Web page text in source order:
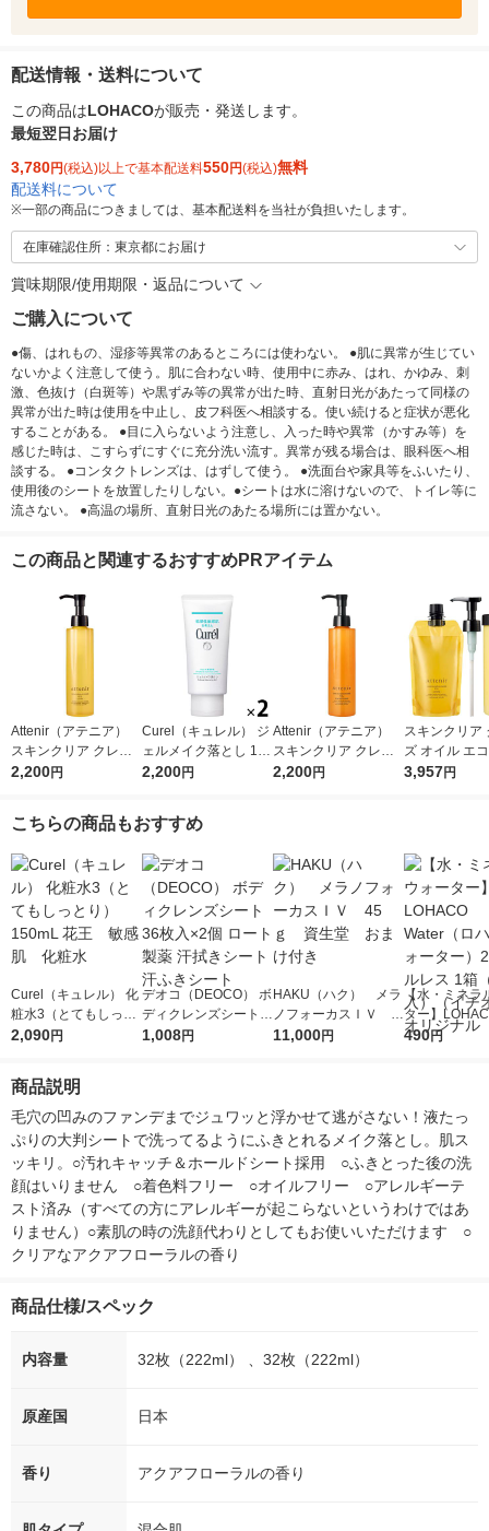
配送情報・送料について
この商品はLOHACOが販売・発送します。
最短翌日お届け
3,780円(税込)以上で基本配送料550円(税込)無料
配送料について
※一部の商品につきましては、基本配送料を当社が負担いたします。
在庫確認住所：東京都にお届け
賞味期限/使用期限・返品について
ご購入について
●傷、はれもの、湿疹等異常のあるところには使わない。 ●肌に異常が生じてい
ないかよく注意して使う。肌に合わない時、使用中に赤み、はれ、かゆみ、刺
激、色抜け（白斑等）や黒ずみ等の異常が出た時、直射日光があたって同様の
異常が出た時は使用を中止し、皮フ科医へ相談する。使い続けると症状が悪化
することがある。 ●目に入らないよう注意し、入った時や異常（かすみ等）を
感じた時は、こすらずにすぐに充分洗い流す。異常が残る場合は、眼科医へ相
談する。 ●コンタクトレンズは、はずして使う。 ●洗面台や家具等をふいたり、
使用後のシートを放置したりしない。●シートは水に溶けないので、トイレ等に
流さない。 ●高温の場所、直射日光のあたる場所には置かない。
この商品と関連するおすすめPRアイテム
Attenir（アテニア）
スキンクリア クレン
ズ オイル アロマタイ
2,200円
Curel（キュレル） ジ
ェルメイク落とし 130
g ×2個 花王 敏感肌
2,200円
Attenir（アテニア）
スキンクリア クレン
ズ オイル アロマタイ
2,200円
スキンクリア
ズ オイル エ
てセット アロ
3,957円
こちらの商品もおすすめ
Curel（キュレル） 化
粧水3（とてもしっと
り） 150mL 花王 敏
2,090円
デオコ（DEOCO） ボ
ディクレンズシート 3
6枚入×2個 ロート製薬
1,008円
HAKU（ハク） メラ
ノフォーカスＩＶ 4
5ｇ 資生堂 おまけ
11,000円
【水・ミネラ
ター】
r（ロハコウ
490円
商品説明
毛穴の凹みのファンデまでジュワッと浮かせて逃がさない！液たっ
ぷりの大判シートで洗ってるようにふきとれるメイク落とし。肌ス
ッキリ。○汚れキャッチ＆ホールドシート採用　○ふきとった後の洗
顔はいりません　○着色料フリー　○オイルフリー　○アレルギーテ
スト済み（すべての方にアレルギーが起こらないというわけではあ
りません）○素肌の時の洗顔代わりとしてもお使いいただけます　○
クリアなアクアフローラルの香り
商品仕様/スペック
内容量 32枚（222ml） 、32枚（222ml）
原産国 日本
香り アクアフローラルの香り